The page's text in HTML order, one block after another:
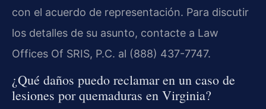
con el acuerdo de representación. Para discutir
los detalles de su asunto, contacte a Law
Offices Of SRIS, P.C. al (888) 437-7747.
¿Qué daños puedo reclamar en un caso de
lesiones por quemaduras en Virginia?